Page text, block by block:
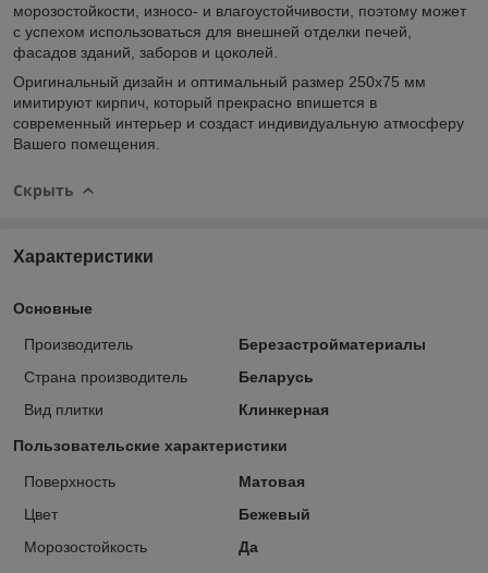
морозостойкости, износо- и влагоустойчивости, поэтому может
с успехом использоваться для внешней отделки печей,
фасадов зданий, заборов и цоколей.
Оригинальный дизайн и оптимальный размер 250x75 мм
имитируют кирпич, который прекрасно впишется в
современный интерьер и создаст индивидуальную атмосферу
Вашего помещения.
Скрыть
Характеристики
Основные
Производитель
Березастройматериалы
Страна производитель
Беларусь
Вид плитки
Клинкерная
Пользовательские характеристики
Поверхность
Матовая
Цвет
Бежевый
Морозостойкость
Да